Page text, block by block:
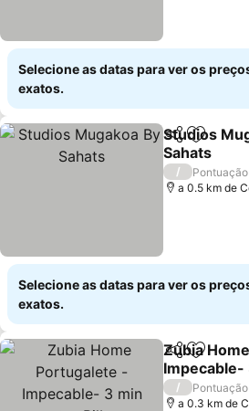
Selecione as datas para ver os
exatos.
Partilhar
Studios
Sahats
Ver preços
/
a 0.5 km de
Selecione as datas para ver os
exatos.
Partilhar
Zubia
Bilbao
Ver preços
/
a 0.3 km de